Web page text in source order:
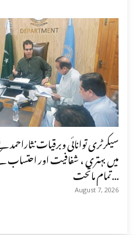
سیکرٹری توانائی وبرقیات
میں بہتری ، شفافیت اور
تمام ماتحت...
August 7, 2026